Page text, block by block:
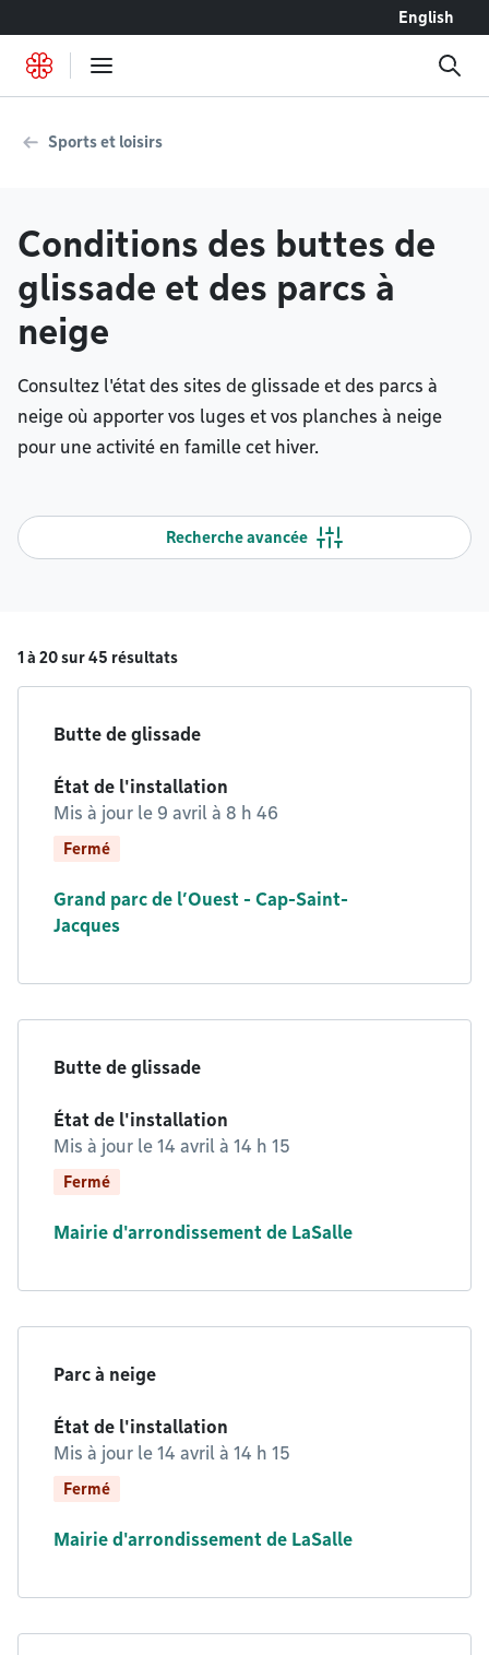
English
Sports et loisirs
Conditions des buttes de
glissade et des parcs à
neige
Consultez l'état des sites de glissade et des parcs à
neige où apporter vos luges et vos planches à neige
pour une activité en famille cet hiver.
Recherche avancée
1 à 20 sur 45 résultats
Butte de glissade
État de l'installation
Mis à jour le 9 avril à 8 h 46
Fermé
Grand parc de l’Ouest - Cap-Saint-
Jacques
Butte de glissade
État de l'installation
Mis à jour le 14 avril à 14 h 15
Fermé
Mairie d'arrondissement de LaSalle
Parc à neige
État de l'installation
Mis à jour le 14 avril à 14 h 15
Fermé
Mairie d'arrondissement de LaSalle